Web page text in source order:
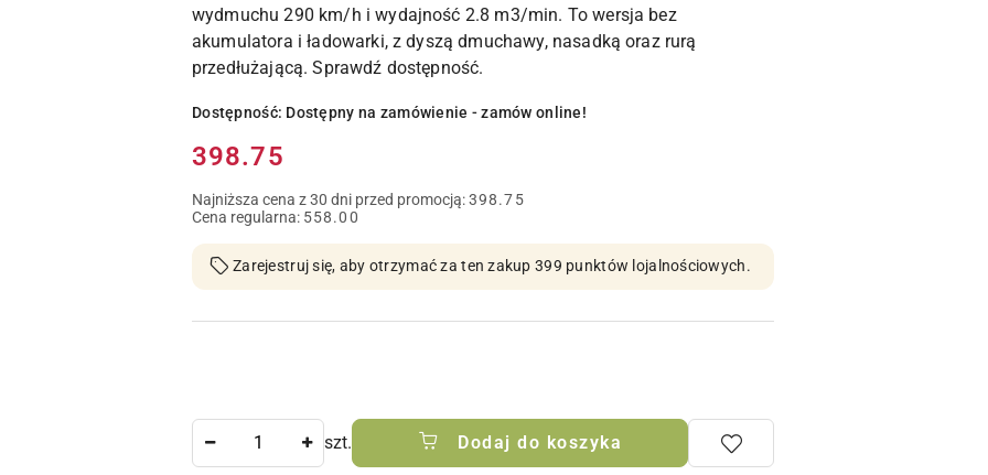
wydmuchu 290 km/h i wydajność 2.8 m3/min. To wersja bez
akumulatora i ładowarki, z dyszą dmuchawy, nasadką oraz rurą
przedłużającą. Sprawdź dostępność.
Dostępność: Dostępny na zamówienie - zamów online!
Cena:
398.75
Najniższa cena z 30 dni przed promocją:398.75
Cena regularna: 558.00
Zarejestruj się, aby otrzymać za ten zakup 399 punktów lojalnościowych.
szt. Dodaj do koszyka